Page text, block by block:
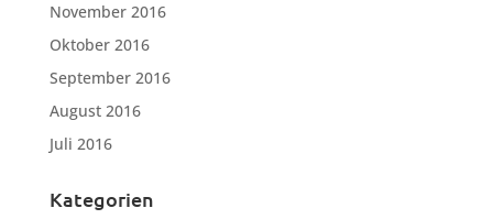
November 2016
Oktober 2016
September 2016
August 2016
Juli 2016
Kategorien